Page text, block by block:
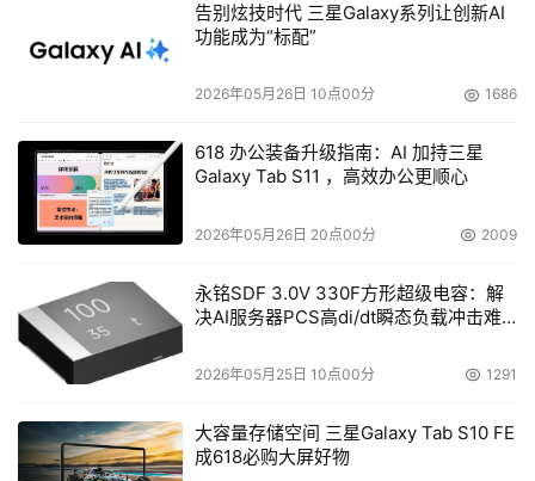
次。物理存储可以驻留在一个公司内部的任何地点，也可以
向任何厂商购买，而存储虚拟层为其相关的所有存储提供了
提供了一个逻辑视图。
记者：当前消费者对存储管理的需求是什么？
Sargeant：用户想要的是能够购买不同厂家的存储设
备，并且对它们进行无缝、透明的管理。这样可以避免受制
于某个供应商并防止被迫支付额外升级费用的可能。现在的
主要问题是他们不能对自己的存储资源进行无缝管理。现在
还没有哪家厂商能够真正提供对自己和其它厂家产品的无缝
管理服务??至少目前还无法提供比较成熟的解决方案。
所以，用户现在还是不得不按照最佳组合的原则购买不
同的产品，克服这么多不同接口带来的困难。用户想要所有
告别炫技时代 三星Galaxy系列让创新AI
功能成为“标配”
2026年05月26日 10点00分 1686
618 办公装备升级指南：AI 加持三星
Galaxy Tab S11 ，高效办公更顺心
2026年05月26日 20点00分 2009
永铭SDF 3.0V 330F方形超级电容：解
决AI服务器PCS高di/dt瞬态负载冲击难
2026年05月25日 10点00分 1291
大容量存储空间 三星Galaxy Tab S10 FE
成618必购大屏好物